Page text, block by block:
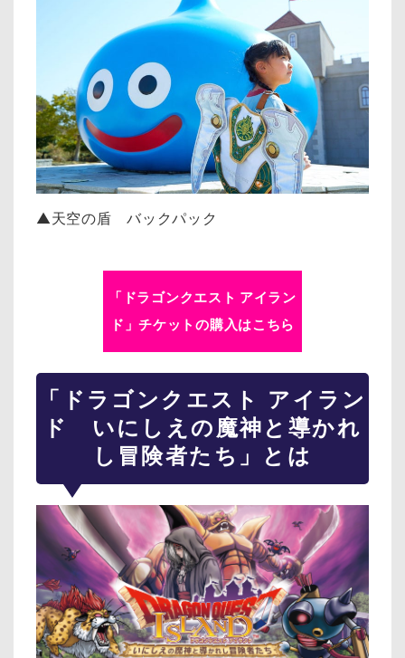
▲天空の盾 バックパック
「ドラゴンクエスト アイラン
ド」チケットの購入はこちら
「ドラゴンクエスト アイラン
ド いにしえの魔神と導かれ
し冒険者たち」とは